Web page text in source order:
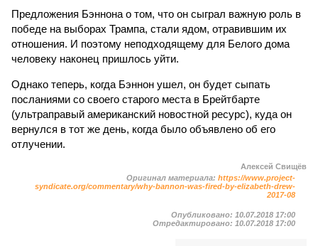
Предложения Бэннона о том, что он сыграл важную роль в
победе на выборах Трампа, стали ядом, отравившим их
отношения. И поэтому неподходящему для Белого дома
человеку наконец пришлось уйти.
Однако теперь, когда Бэннон ушел, он будет сыпать
посланиями со своего старого места в Брейтбарте
(ультраправый американский новостной ресурс), куда он
вернулся в тот же день, когда было объявлено об его
отлучении.
Алексей Свищёв
Оригинал материала: https://www.project-
syndicate.org/commentary/why-bannon-was-fired-by-elizabeth-drew-
2017-08
Опубликовано: 10.07.2018 17:00
Отредактировано: 10.07.2018 17:00